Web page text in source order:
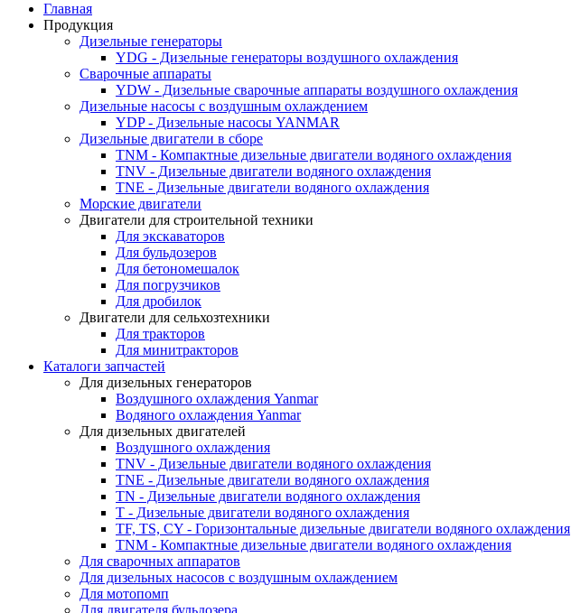
Главная
Продукция
Дизельные генераторы
YDG - Дизельные генераторы воздушного охлаждения
Cварочные аппараты
YDW - Дизельные сварочные аппараты воздушного охлаждения
Дизельные насосы с воздушным охлаждением
YDP - Дизельные насосы YANMAR
Дизельные двигатели в сборе
TNM - Компактные дизельные двигатели водяного охлаждения
TNV - Дизельные двигатели водяного охлаждения
TNE - Дизельные двигатели водяного охлаждения
Морские двигатели
Двигатели для строительной техники
Для экскаваторов
Для бульдозеров
Для бетономешалок
Для погрузчиков
Для дробилок
Двигатели для сельхозтехники
Для тракторов
Для минитракторов
Каталоги запчастей
Для дизельных генераторов
Воздушного охлаждения Yanmar
Водяного охлаждения Yanmar
Для дизельных двигателей
Воздушного охлаждения
TNV - Дизельные двигатели водяного охлаждения
TNE - Дизельные двигатели водяного охлаждения
TN - Дизельные двигатели водяного охлаждения
T - Дизельные двигатели водяного охлаждения
TF, TS, CY - Горизонтальные дизельные двигатели водяного охлаждения
TNM - Компактные дизельные двигатели водяного охлаждения
Для сварочных аппаратов
Для дизельных насосов с воздушным охлаждением
Для мотопомп
Для двигателя бульдозера